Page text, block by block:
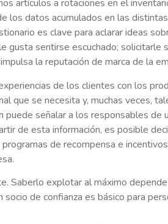
artículos a rotaciones en el
los datos acumulados en las
es clave para aclarar ideas
gusta sentirse escuchado; solicitarle
la reputación de marca de la
de los clientes con los
que se necesita y, muchas veces,
señalar a los responsables de
de esta información, es posible
de recompensa e
Saberlo explotar al máximo
de confianza es básico para